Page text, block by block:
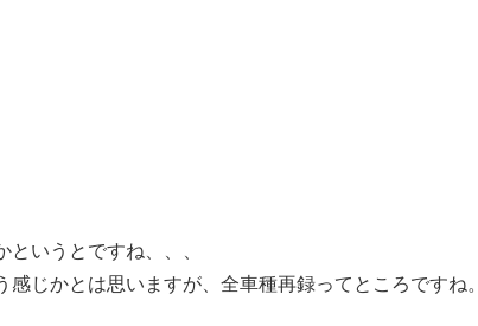
いうとですね、、、
じかとは思いますが、全車種再録ってところですね。